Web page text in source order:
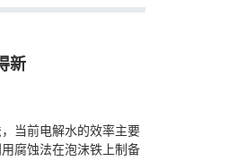
新
当前电解水的效率主要
腐蚀法在泡沫铁上制备